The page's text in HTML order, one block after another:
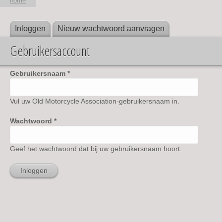
U bent hier
Primaire tabs
Inloggen (actieve tabblad)
Nieuw wachtwoord aanvragen
Gebruikersaccount
Gebruikersnaam *
Vul uw Old Motorcycle Association-gebruikersnaam in.
Wachtwoord *
Geef het wachtwoord dat bij uw gebruikersnaam hoort.